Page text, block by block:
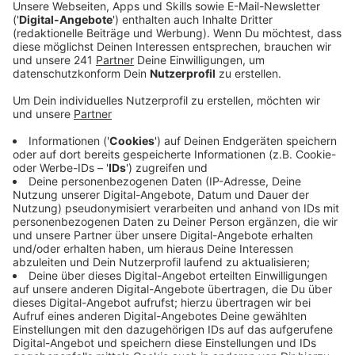
Septemberin die Stichwahl.Matthias Thulvon der
CDU tritt an gegen Thomas Stamm von derSPD
In unserem Podcast hört ihr unter anderem, was
die Kandidaten über den geplanten Moscheebau
denken, wie sie angespannte finanzielle Lage der
Stadt angehen wollen und wie sie sich die Zukunft
der Innenstadt vorstellen.
Veröffentlicht: Donnerstag, 27.08.2020 14:36
Anzeige